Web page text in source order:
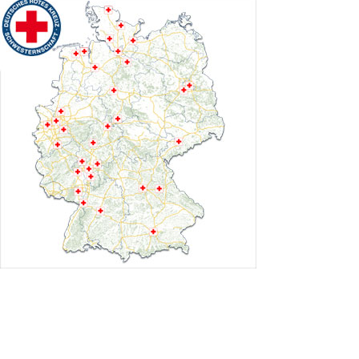
Pflege und Betreuung
Sozialstation Berliner Straße
Salzgitter
Attraktiver Arbeitgeber
Qualitätsmanagement